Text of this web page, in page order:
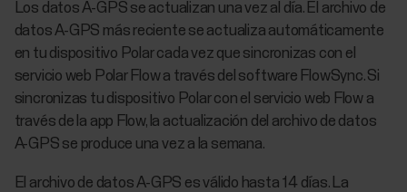
Los datos A-GPS se actualizan una vez al día. El archivo de
datos A-GPS más reciente se actualiza automáticamente
en tu dispositivo Polar cada vez que sincronizas con el
servicio web Polar Flow a través del software FlowSync. Si
sincronizas tu dispositivo Polar con el servicio web Flow a
través de la app Flow, la actualización del archivo de datos
A-GPS se produce una vez a la semana.
El archivo de datos A-GPS es válido hasta 14 días. La